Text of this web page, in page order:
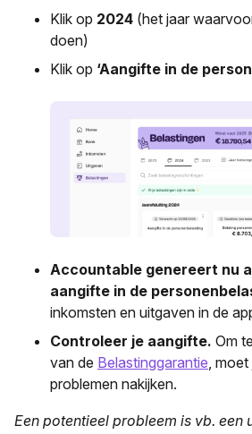
Klik op 2024 (het jaar
doen)
Klik op ‘Aangifte in de
Accountable genereert nu
aangifte in de
inkomsten en uitgaven in de
Controleer je aangifte. Om
van de Belastinggarantie ,
problemen nakijken.
Een potentieel probleem is vb. een